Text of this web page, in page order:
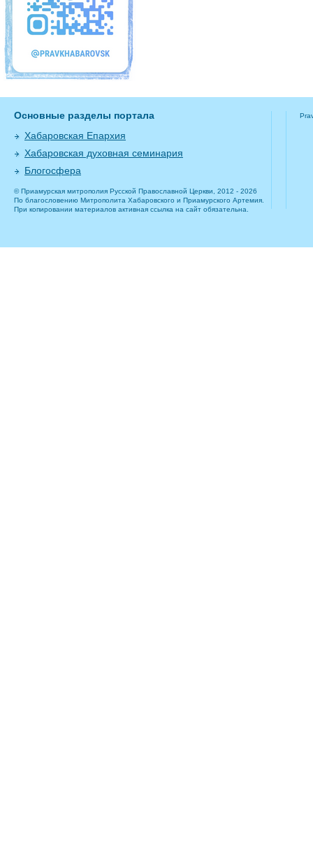
Основные разделы портала
Хабаровская Епархия
Хабаровская духовная семинария
Блогосфера
© Приамурская митрополия Русской Православной Церкви, 2012 - 2026
По благословению Митрополита Хабаровского и Приамурского Артемия.
При копировании материалов активная ссылка на сайт обязательна.